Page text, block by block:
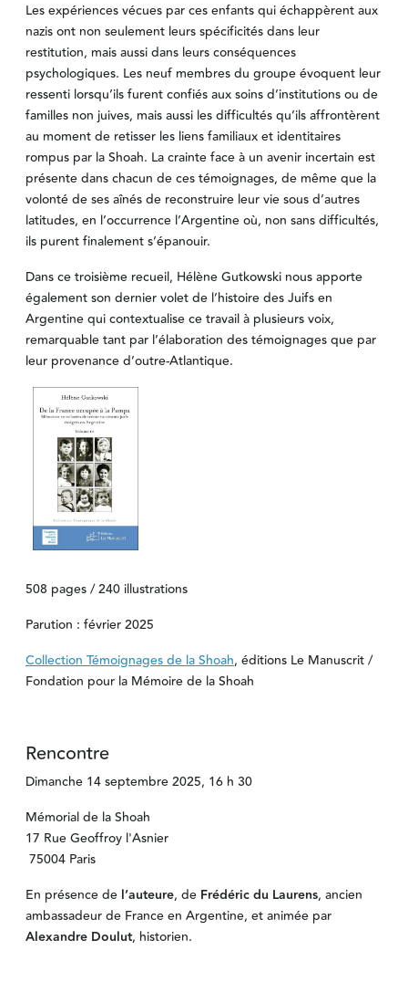
Les expériences vécues par ces enfants qui échappèrent aux
nazis ont non seulement leurs spécificités dans leur
restitution, mais aussi dans leurs conséquences
psychologiques. Les neuf membres du groupe évoquent leur
ressenti lorsqu’ils furent confiés aux soins d’institutions ou de
familles non juives, mais aussi les difficultés qu’ils affrontèrent
au moment de retisser les liens familiaux et identitaires
rompus par la Shoah. La crainte face à un avenir incertain est
présente dans chacun de ces témoignages, de même que la
volonté de ses aînés de reconstruire leur vie sous d’autres
latitudes, en l’occurrence l’Argentine où, non sans difficultés,
ils purent finalement s’épanouir.
Dans ce troisième recueil, Hélène Gutkowski nous apporte
également son dernier volet de l’histoire des Juifs en
Argentine qui contextualise ce travail à plusieurs voix,
remarquable tant par l’élaboration des témoignages que par
leur provenance d’outre-Atlantique.
508 pages / 240 illustrations
Parution : février 2025
Collection Témoignages de la Shoah, éditions Le Manuscrit /
Fondation pour la Mémoire de la Shoah
Rencontre
Dimanche 14 septembre 2025, 16 h 30
Mémorial de la Shoah
17 Rue Geoffroy l'Asnier
75004 Paris
En présence de l’auteure, de Frédéricdu Laurens, ancien
ambassadeur de France en Argentine, et animée par
Alexandre Doulut, historien.